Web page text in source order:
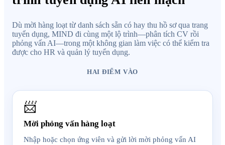
Dù mời hàng loạt từ danh sách sẵn có hay thu hồ sơ qua trang
tuyển dụng, MIND đi cùng một lộ trình—phân tích CV rồi
phỏng vấn AI—trong một không gian làm việc có thể kiểm tra
được cho HR và quản lý tuyển dụng.
HAI ĐIỂM VÀO
📨
Mời phỏng vấn hàng loạt
Nhập hoặc chọn ứng viên và gửi lời mời phỏng vấn AI